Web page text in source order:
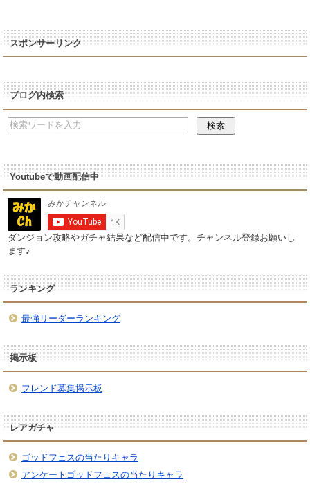
スポンサーリンク
ブログ内検索
Youtubeで動画配信中
ダンジョン攻略やガチャ結果など配信中です。チャンネル登録お願いし
ます♪
ランキング
最強リーダーランキング
掲示板
フレンド募集掲示板
レアガチャ
ゴッドフェスの当たりキャラ
アンケートゴッドフェスの当たりキャラ